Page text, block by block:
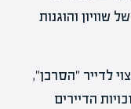
שוויון והוגנות
לדייר "הסרבן",
הדיירים